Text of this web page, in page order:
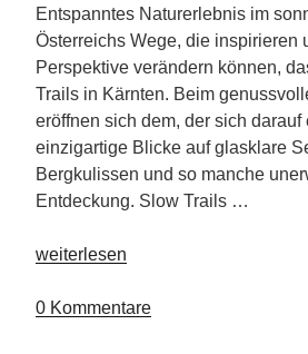
Entspanntes Naturerlebnis im
Österreichs Wege, die inspirieren
Perspektive verändern können,
Trails in Kärnten. Beim
eröffnen sich dem, der sich
einzigartige Blicke auf glasklare
Bergkulissen und so manche
Entdeckung. Slow Trails …
„Kärnten
seine
weiterlesen
0 Kommentare